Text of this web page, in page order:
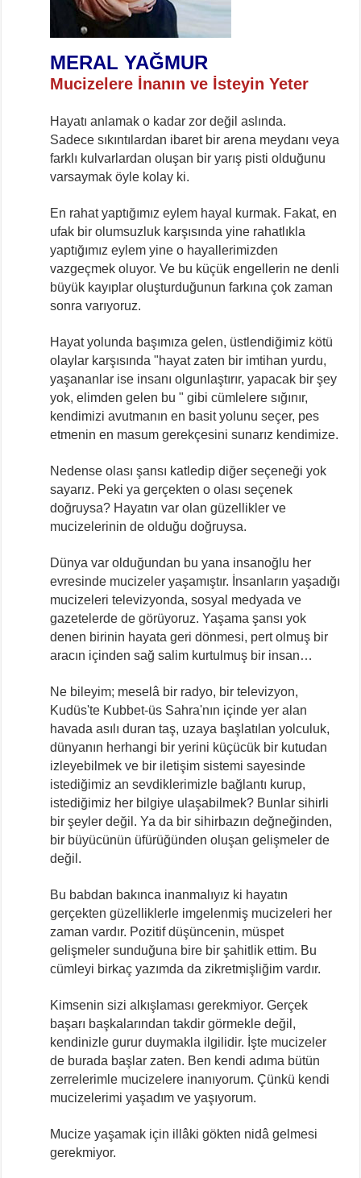
MERAL YAĞMUR
Mucizelere İnanın ve İsteyin Yeter
Hayatı anlamak o kadar zor değil aslında.
Sadece sıkıntılardan ibaret bir arena meydanı veya
farklı kulvarlardan oluşan bir yarış pisti olduğunu
varsaymak öyle kolay ki.
En rahat yaptığımız eylem hayal kurmak. Fakat, en
ufak bir olumsuzluk karşısında yine rahatlıkla
yaptığımız eylem yine o hayallerimizden
vazgeçmek oluyor. Ve bu küçük engellerin ne denli
büyük kayıplar oluşturduğunun farkına çok zaman
sonra varıyoruz.
Hayat yolunda başımıza gelen, üstlendiğimiz kötü
olaylar karşısında "hayat zaten bir imtihan yurdu,
yaşananlar ise insanı olgunlaştırır, yapacak bir şey
yok, elimden gelen bu " gibi cümlelere sığınır,
kendimizi avutmanın en basit yolunu seçer, pes
etmenin en masum gerekçesini sunarız kendimize.
Nedense olası şansı katledip diğer seçeneği yok
sayarız. Peki ya gerçekten o olası seçenek
doğruysa? Hayatın var olan güzellikler ve
mucizelerinin de olduğu doğruysa.
Dünya var olduğundan bu yana insanoğlu her
evresinde mucizeler yaşamıştır. İnsanların yaşadığı
mucizeleri televizyonda, sosyal medyada ve
gazetelerde de görüyoruz. Yaşama şansı yok
denen birinin hayata geri dönmesi, pert olmuş bir
aracın içinden sağ salim kurtulmuş bir insan…
Ne bileyim; meselâ bir radyo, bir televizyon,
Kudüs'te Kubbet-üs Sahra'nın içinde yer alan
havada asılı duran taş, uzaya başlatılan yolculuk,
dünyanın herhangi bir yerini küçücük bir kutudan
izleyebilmek ve bir iletişim sistemi sayesinde
istediğimiz an sevdiklerimizle bağlantı kurup,
istediğimiz her bilgiye ulaşabilmek? Bunlar sihirli
bir şeyler değil. Ya da bir sihirbazın değneğinden,
bir büyücünün üfürüğünden oluşan gelişmeler de
değil.
Bu babdan bakınca inanmalıyız ki hayatın
gerçekten güzelliklerle imgelenmiş mucizeleri her
zaman vardır. Pozitif düşüncenin, müspet
gelişmeler sunduğuna bire bir şahitlik ettim. Bu
cümleyi birkaç yazımda da zikretmişliğim vardır.
Kimsenin sizi alkışlaması gerekmiyor. Gerçek
başarı başkalarından takdir görmekle değil,
kendinizle gurur duymakla ilgilidir. İşte mucizeler
de burada başlar zaten. Ben kendi adıma bütün
zerrelerimle mucizelere inanıyorum. Çünkü kendi
mucizelerimi yaşadım ve yaşıyorum.
Mucize yaşamak için illâki gökten nidâ gelmesi
gerekmiyor.